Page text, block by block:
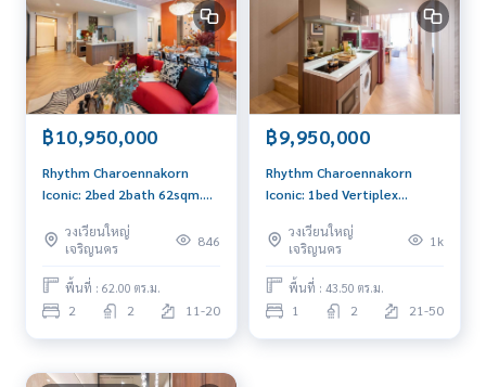
฿10,950,000
Rhythm Charoennakorn
Iconic: 2bed 2bath 62sqm.
วงเวียนใหญ่
เจริญนคร
846
พื้นที่ : 62.00 ตร.ม.
2 2 11-20
฿9,950,000
Rhythm Charoennakorn
Iconic: 1bed Vertiplex
0656199198
วงเวียนใหญ่
เจริญนคร
1k
พื้นที่ : 43.50 ตร.ม.
1 2 21-50